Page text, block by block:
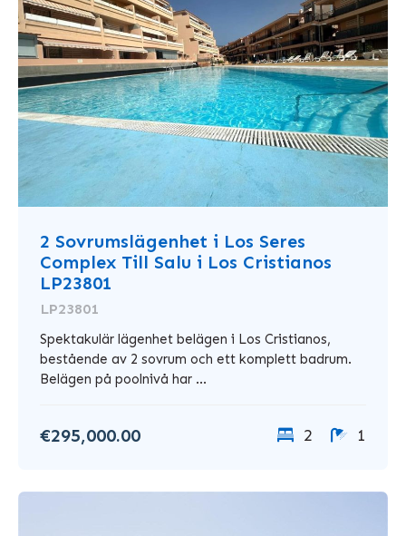
2 Sovrumslägenhet i Los Seres
Complex Till Salu i Los Cristianos
LP23801
LP23801
Spektakulär lägenhet belägen i Los Cristianos,
bestående av 2 sovrum och ett komplett badrum.
Belägen på poolnivå har ...
€295,000.00 2 1